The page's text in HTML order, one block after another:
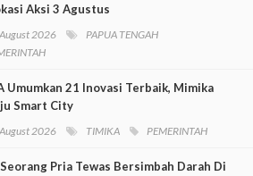
Aksi 3 Agustus
2026
PAPUA TENGAH
Umumkan 21 Inovasi Terbaik, Mimika
Smart City
2026 TIMIKA PEMERINTAH
Pria Tewas Bersimbah Darah Di